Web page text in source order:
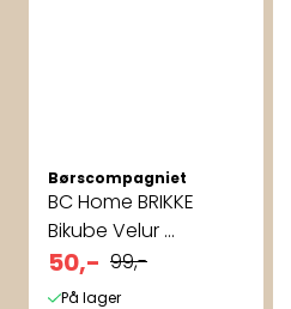
Børscompagniet
BC Home BRIKKE
Bikube Velur ...
50,- 99,-
På lager